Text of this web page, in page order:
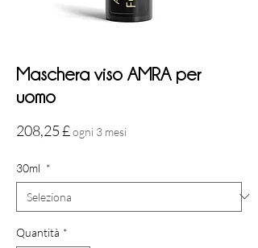
Maschera viso AMRA per
uomo
208,25 £Prezzo
ogni 3 mesi
30ml *
Quantità *